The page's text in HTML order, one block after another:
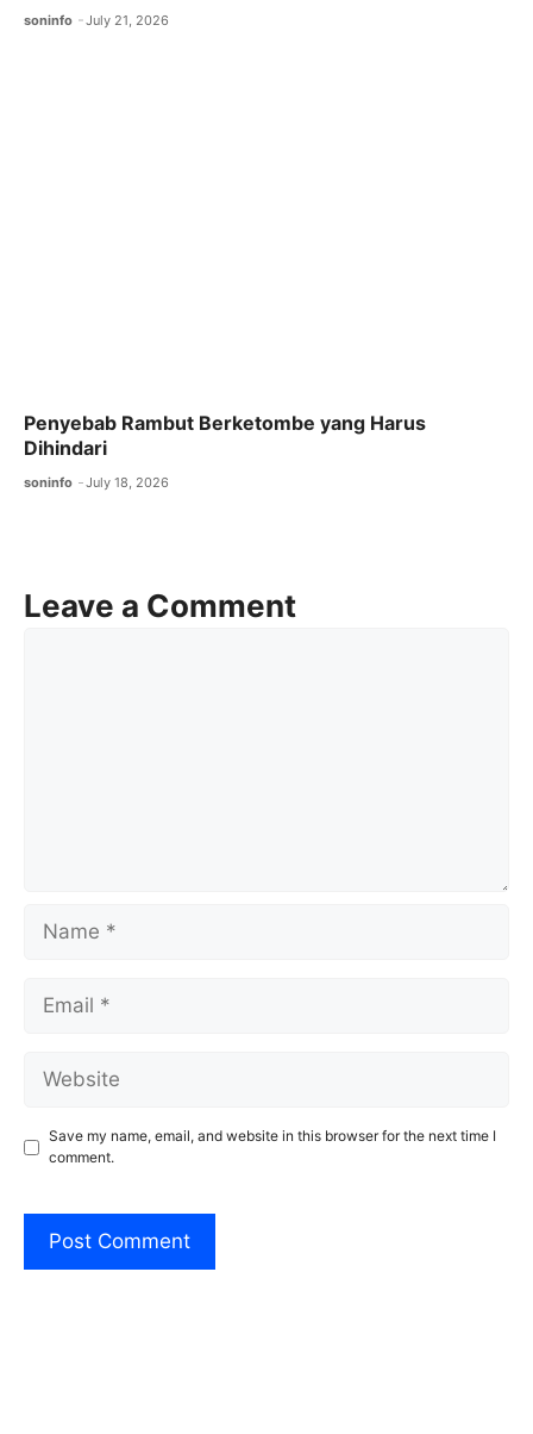
soninfo July 21, 2026
Penyebab Rambut Berketombe yang Harus
Dihindari
soninfo July 18, 2026
Leave a Comment
Name
Email
Website
Save my name, email, and website in this browser for the next time I
comment.